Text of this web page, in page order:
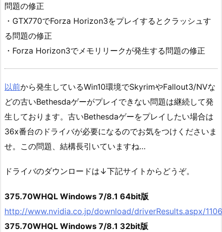
問題の修正
・GTX770でForza Horizon3をプレイするとクラッシュす
る問題の修正
・Forza Horizon3でメモリリークが発生する問題の修正
以前から発生しているWin10環境でSkyrimやFallout3/NVな
どの古いBethesdaゲーがプレイできない問題は継続して発
生しております。古いBethesdaゲーをプレイしたい場合は
36x番台のドライバが必要になるのでお気をつけくださいま
せ。この問題、結構長引いていますね…
ドライバのダウンロードは↓下記サイトからどうぞ。
375.70WHQL Windows 7/8.1 64bit版
http://www.nvidia.co.jp/download/driverResults.aspx/
375.70WHQL Windows 7/8.1 32bit版